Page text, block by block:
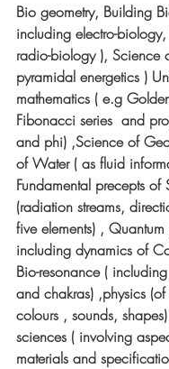
Bio geometry, Building
including electro-
radio-biology ), Science
pyramidal energetics )
mathematics ( e.g
Fibonacci series  and
and phi) ,Science of
of Water ( as fluid
Fundamental precepts of
(radiation streams,
five elements) , Quantum
including dynamics of
Bio-resonance (
and chakras) ,physics
colours , sounds,
sciences ( involving
materials and